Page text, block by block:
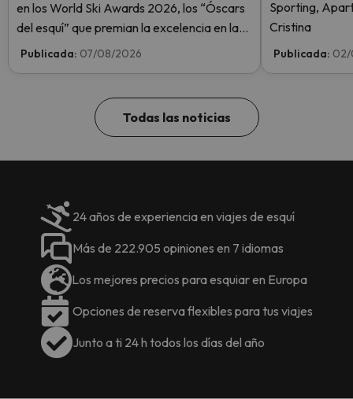
en los World Ski Awards 2026, los “Óscars
del esquí” que premian la excelencia en la
industria del esquí. ¡Vota ahora y ayúdanos
Publicada: 07/08/2026
Sporting,
Cristina
Publicada:
Todas las noticias
24 años de experiencia en viajes de esquí
Más de 222.905 opiniones en 7 idiomas
Los mejores precios para esquiar en Europa
Opciones de reserva flexibles para tus viajes
Junto a ti 24 h todos los días del año